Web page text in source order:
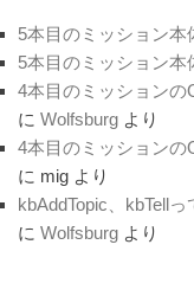
5本目のミッション本
5本目のミッション本
4本目のミッションの
に Wolfsburg より
4本目のミッションの
に mig より
kbAddTopic、kbTell
に Wolfsburg より